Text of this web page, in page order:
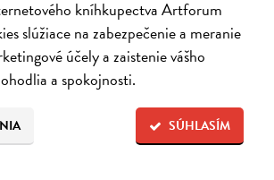
kníhkupectva Artforum
slúžiace na zabezpečenie a meranie
účely a zaistenie vášho
a spokojnosti.
SÚHLASÍM
kategórie svetová
beletria